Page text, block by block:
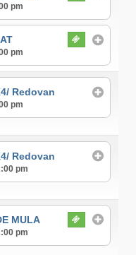
pm
pm
Redovan
pm
Redovan
pm
MULA
pm